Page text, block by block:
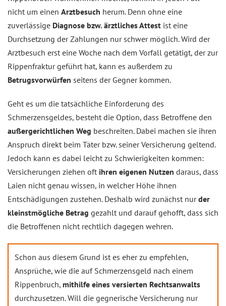
nicht um einen Arztbesuch herum. Denn ohne eine
zuverlässige Diagnose bzw. ärztliches Attest ist eine
Durchsetzung der Zahlungen nur schwer möglich. Wird der
Arztbesuch erst eine Woche nach dem Vorfall getätigt, der zur
Rippenfraktur geführt hat, kann es außerdem zu
Betrugsvorwürfen seitens der Gegner kommen.
Geht es um die tatsächliche Einforderung des
Schmerzensgeldes, besteht die Option, dass Betroffene den
außergerichtlichen Weg beschreiten. Dabei machen sie ihren
Anspruch direkt beim Täter bzw. seiner Versicherung geltend.
Jedoch kann es dabei leicht zu Schwierigkeiten kommen:
Versicherungen ziehen oft ihren eigenen Nutzen daraus, dass
Laien nicht genau wissen, in welcher Höhe ihnen
Entschädigungen zustehen. Deshalb wird zunächst nurder
kleinstmögliche Betrag gezahlt und darauf gehofft, dass sich
die Betroffe­nen nicht rechtlich dagegen wehren.
Schon aus diesem Grund ist es eher zu empfehlen,
Ansprüche, wie die auf Schmerzensgeld nach einem
Rippenbruch, mithilfe eines versierten Rechtsanwalts
durchzusetzen. Will die gegnerische Versicherung nur